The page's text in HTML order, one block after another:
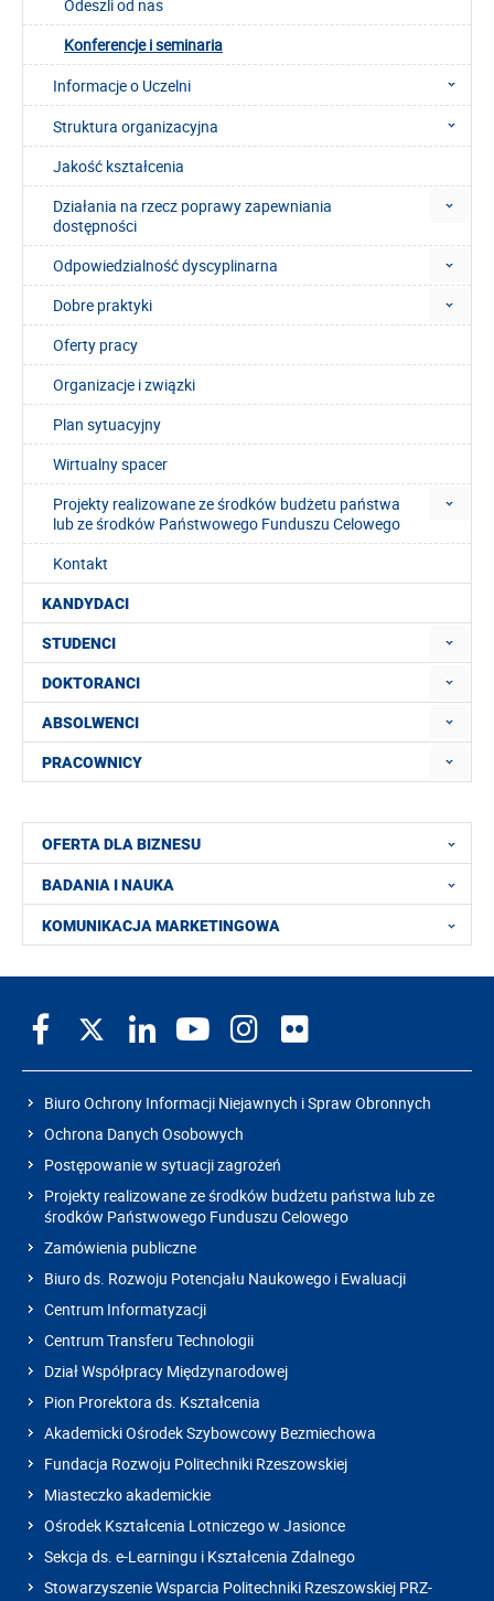
Odeszli od nas
Konferencje i seminaria
Informacje o Uczelni
Struktura organizacyjna
Jakość kształcenia
Działania na rzecz poprawy zapewniania
dostępności
Odpowiedzialność dyscyplinarna
Dobre praktyki
Oferty pracy
Organizacje i związki
Plan sytuacyjny
Wirtualny spacer
Projekty realizowane ze środków budżetu państwa
lub ze środków Państwowego Funduszu Celowego
Kontakt
KANDYDACI
STUDENCI
DOKTORANCI
ABSOLWENCI
PRACOWNICY
OFERTA DLA BIZNESU
BADANIA I NAUKA
KOMUNIKACJA MARKETINGOWA
Biuro Ochrony Informacji Niejawnych i Spraw Obronnych
Ochrona Danych Osobowych
Postępowanie w sytuacji zagrożeń
Projekty realizowane ze środków budżetu państwa lub ze
środków Państwowego Funduszu Celowego
Zamówienia publiczne
Biuro ds. Rozwoju Potencjału Naukowego i Ewaluacji
Centrum Informatyzacji
Centrum Transferu Technologii
Dział Współpracy Międzynarodowej
Pion Prorektora ds. Kształcenia
Akademicki Ośrodek Szybowcowy Bezmiechowa
Fundacja Rozwoju Politechniki Rzeszowskiej
Miasteczko akademickie
Ośrodek Kształcenia Lotniczego w Jasionce
Sekcja ds. e-Learningu i Kształcenia Zdalnego
Stowarzyszenie Wsparcia Politechniki Rzeszowskiej PRZ-